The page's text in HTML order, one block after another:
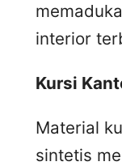
interior
Kursi K
Material
sintetis